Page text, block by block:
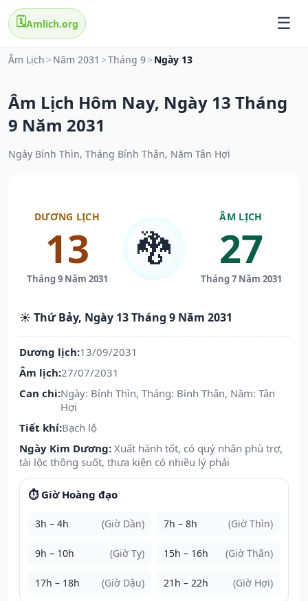
🗓️Amlich.org
Âm Lịch > Năm 2031 >Tháng 9> Ngày 13
Âm Lịch Hôm Nay, Ngày 13 Tháng
9 Năm 2031
Ngày Bính Thìn, Tháng Bính Thân, Năm Tân Hợi
DƯƠNG LỊCH
13
Tháng 9 Năm 2031
🐉
ÂM LỊCH
27
Tháng 7 Năm 2031
☀️ Thứ Bảy, Ngày 13 Tháng 9 Năm 2031
Dương lịch:13/09/2031
Âm lịch:27/07/2031
Can chi:Ngày: Bính Thìn, Tháng: Bính Thân, Năm: Tân
Hợi
Tiết khí:Bạch lộ
Ngày Kim Dương: Xuất hành tốt, có quý nhân phù trợ,
tài lộc thông suốt, thưa kiện có nhiều lý phải
⏱️ Giờ Hoàng đạo
3h – 4h (Giờ Dần) 7h – 8h (Giờ Thìn)
9h – 10h (Giờ Tỵ) 15h – 16h (Giờ Thân)
17h – 18h (Giờ Dậu) 21h – 22h (Giờ Hợi)